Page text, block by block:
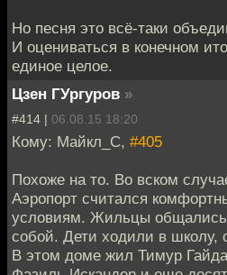
Но песня это всё-таки
И оцениваться в конечном
единое целое.
Цзен ГУргуров »
#414 | 06.08.15 18:20
Кому: Майкл_С, #405
Похоже на то. Во вском
Аэропорт считался
условиям. Жильцы
собой. Дети ходили в школу,
В этом доме жил Тимур